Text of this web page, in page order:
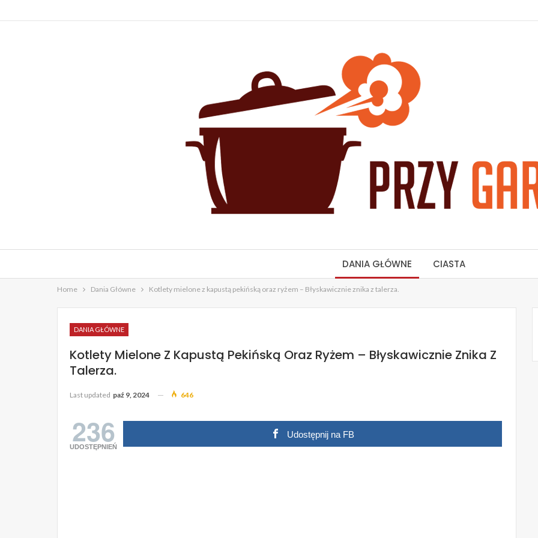
DANIA GŁÓWNE CIASTA
Home Dania Główne Kotlety mielone z kapustą pekińską oraz ryżem – Błyskawicznie znika z talerza.
DANIA GŁÓWNE
Kotlety Mielone Z Kapustą Pekińską Oraz Ryżem – Błyskawicznie Znika Z
Talerza.
Last updated paź 9, 2024 646
236
UDOSTĘPNIEŃ
Udostępnij na FB